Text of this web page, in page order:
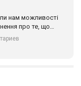
нам можливості
про те, що
зустрінеться, ми
рівності та
підрозділи